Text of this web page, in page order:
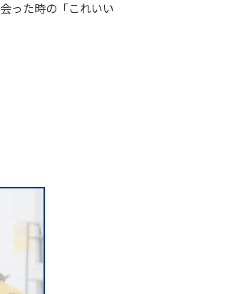
った時の「これいい